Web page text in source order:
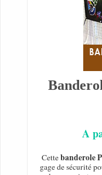
A
Cettebanderole
gage de sécurité